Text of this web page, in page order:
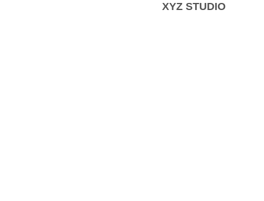
XYZ STUDIO